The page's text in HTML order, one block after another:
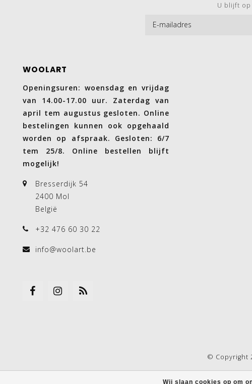
Wij slaan cookies op om
U blijft
WOOLART
Openingsuren: woensdag en vrijdag
van 14.00-17.00 uur. Zaterdag van
april tem augustus gesloten. Online
bestelingen kunnen ook opgehaald
worden op afspraak. Gesloten: 6/7
tem 25/8. Online bestellen blijft
mogelijk!
Bresserdijk 54
2400 Mol
België
+32 476 60 30 22
info@woolart.be
© Copyright